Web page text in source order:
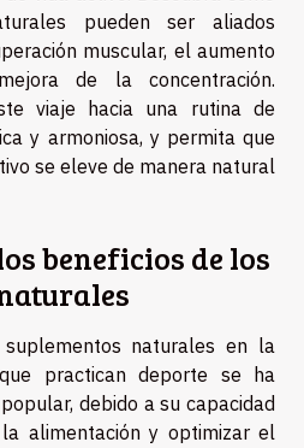
pueden ser aliados
muscular, el aumento
de la concentración.
viaje hacia una rutina de
y armoniosa, y permita que
se eleve de manera natural
beneficios de los
naturales en la
practican deporte se ha
debido a su capacidad
alimentación y optimizar el